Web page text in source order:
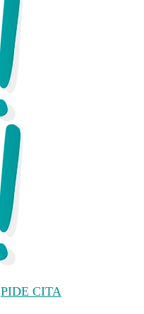
PIDE CITA